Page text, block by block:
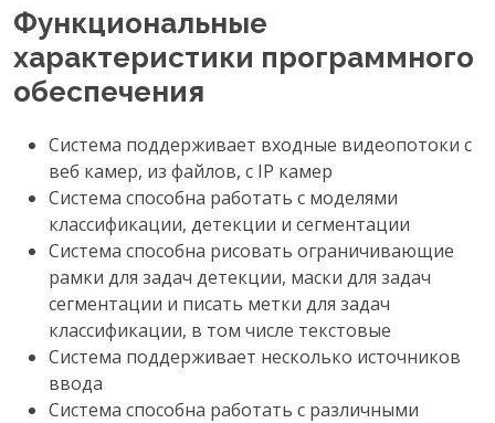
Функциональные
характеристики программного
обеспечения
Система поддерживает входные видеопотоки с
веб камер, из файлов, с IP камер
Система способна работать с моделями
классификации, детекции и сегментации
Система способна рисовать ограничивающие
рамки для задач детекции, маски для задач
сегментации и писать метки для задач
классификации, в том числе текстовые
Система поддерживает несколько источников
ввода
Система способна работать с различными